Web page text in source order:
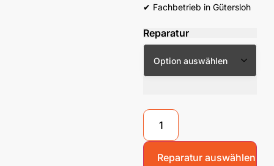
✔ Fachbetrieb in Gütersloh
Reparatur
Reparatur auswählen